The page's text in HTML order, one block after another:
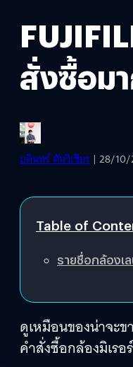
สั่งซื้อม
บดินทร์ ตันวิเชียร | 28/
Table of
รายชื่อกล้องเ
ดูเหมือนของน่าจะ
คำสั่งซื้อกล้องมิเรอ